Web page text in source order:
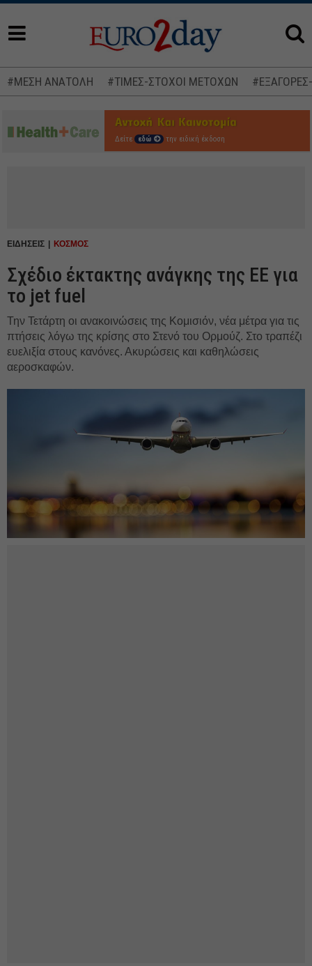
#ΜΕΣΗ ΑΝΑΤΟΛΗ #ΤΙΜΕΣ-ΣΤΟΧΟΙ ΜΕΤΟΧΩΝ
Δείτε εδώ την ειδική έκδοση
ΕΙΔΗΣΕΙΣ ΚΟΣΜΟΣ
Σχέδιο έκτακτης ανάγκης της ΕΕ για
το jet fuel
Την Τετάρτη οι ανακοινώσεις της Κομισιόν, νέα μέτρα για τις
πτήσεις λόγω της κρίσης στο Στενό του Ορμούζ. Στο τραπέζι
ευελιξία στους κανόνες. Ακυρώσεις και καθηλώσεις
αεροσκαφών.